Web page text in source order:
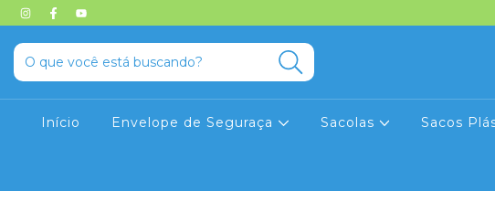
Início Envelope de Seguraça Sacolas Sacos